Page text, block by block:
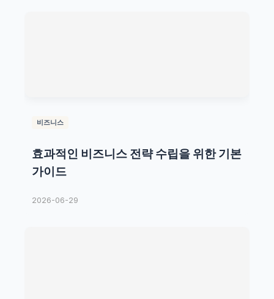
비즈니스
효과적인 비즈니스 전략 수립을 위한 기본
가이드
2026-06-29